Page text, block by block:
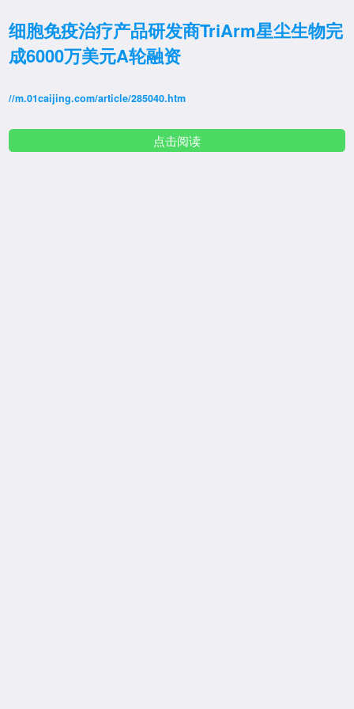
细胞免疫治疗产品研发商TriArm星尘生物完
成6000万美元A轮融资
//m.01caijing.com/article/285040.htm
点击阅读